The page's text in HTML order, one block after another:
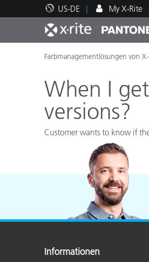
US-DE My X-Rite
Spitzenprodukte
Druck und Verpackung
Automobil
Technischer Support
Pädagogische
Farbmanagementlösungen von
When I
versions?
Customer wants to know if
Informationen